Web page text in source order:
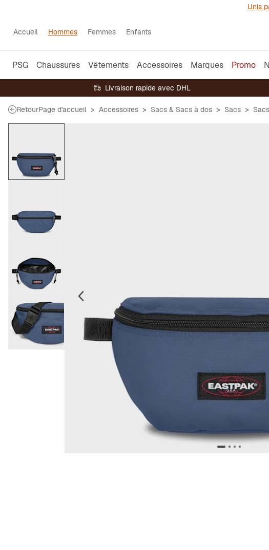
Unis
Accueil Hommes Femmes Enfants
PSG Chaussures Vêtements Accessoires Marques Promo
Livraison rapide avec DHL
RetourPage d'accueil Accessoires Sacs & Sacs à dos Sacs